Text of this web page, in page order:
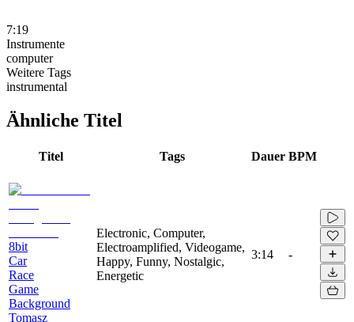
7:19
Instrumente
computer
Weitere Tags
instrumental
Ähnliche Titel
Titel Tags Dauer BPM
8bit
Car
Race
Game
Background
Tomasz
Electronic, Computer,
Electroamplified, Videogame,
Happy, Funny, Nostalgic,
Energetic
3:14 -